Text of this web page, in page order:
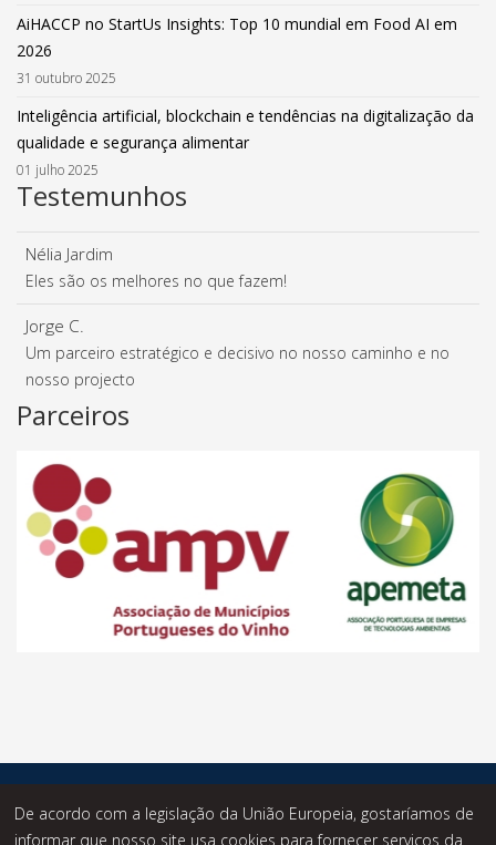
AiHACCP no StartUs Insights: Top 10 mundial em Food AI em
2026
31 outubro 2025
Inteligência artificial, blockchain e tendências na digitalização da
qualidade e segurança alimentar
01 julho 2025
Testemunhos
Nélia Jardim
Eles são os melhores no que fazem!
Jorge C.
Um parceiro estratégico e decisivo no nosso caminho e no
nosso projecto
Parceiros
Reservados.
De acordo com a legislação da União Europeia, gostaríamos de
informar que nosso site usa cookies para fornecer serviços da